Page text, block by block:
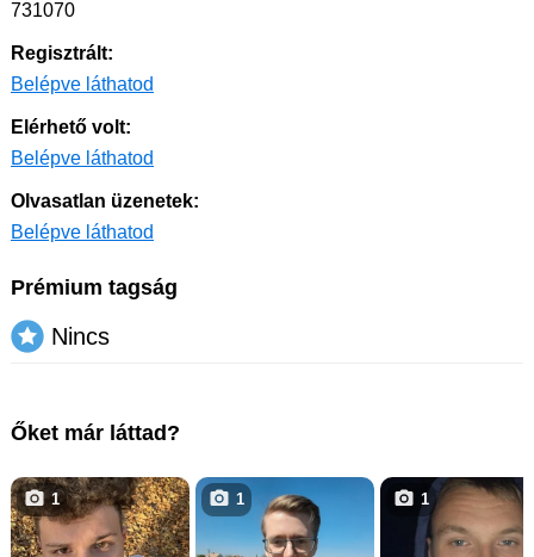
731070
Regisztrált:
Belépve láthatod
Elérhető volt:
Belépve láthatod
Olvasatlan üzenetek:
Belépve láthatod
Prémium tagság
Nincs
Őket már láttad?
1 1 1